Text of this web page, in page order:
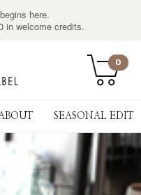
here.
in welcome credits.
0
SEASONAL EDIT